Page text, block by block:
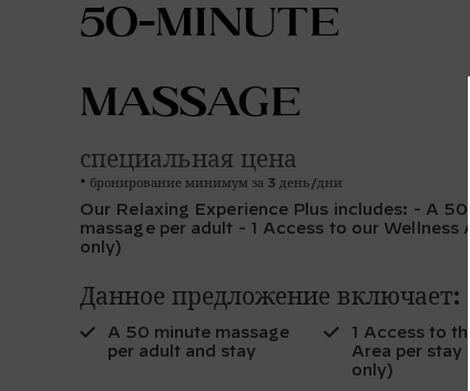
50-minute
Massage
специальная цена
бронирование минимум за 3 день/дни
Our Relaxing Experience Plus includes: - A 50
massage per adult - 1 Access to our Wellness
only)
Данное предложение включает:
A 50 minute massage
per adult and stay
1 Access to
Area per stay
only)